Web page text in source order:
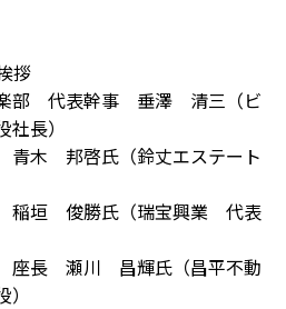
拶
代表幹事 垂澤 清三（ビ
長）
邦啓氏（鈴丈エステート
俊勝氏（瑞宝興業 代表
瀬川 昌輝氏（昌平不動